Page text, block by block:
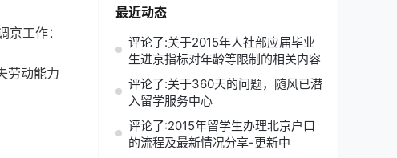
工作：
劳动能力
最近动态
评论了:关于2015年人社部应届毕业
生进京指标对年龄等限制的相关内容
评论了:关于360天的问题，随风已潜
入留学服务中心
评论了:2015年留学生办理北京户口
的流程及最新情况分享-更新中